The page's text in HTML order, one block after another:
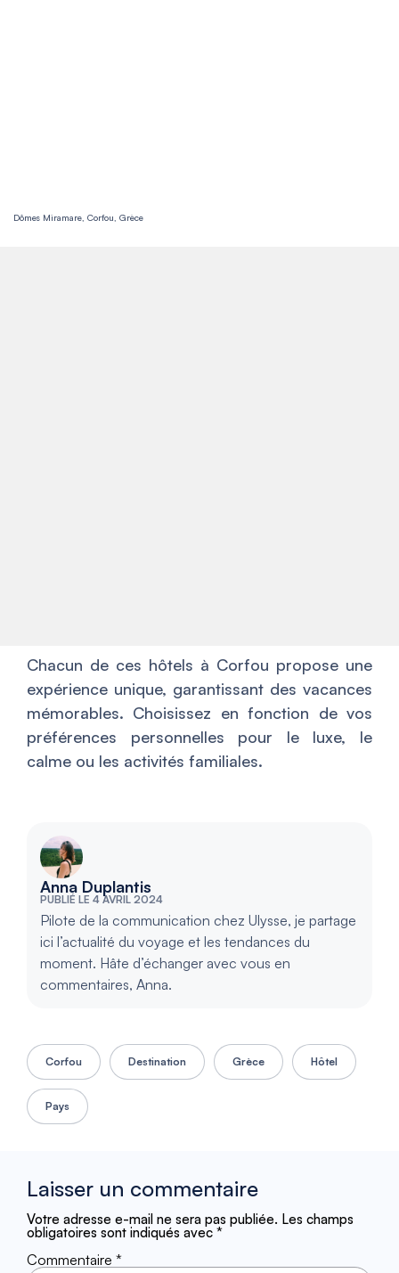
Dômes Miramare, Corfou, Grèce
Chacun de ces hôtels à Corfou propose une
expérience unique, garantissant des vacances
mémorables. Choisissez en fonction de vos
préférences personnelles pour le luxe, le
calme ou les activités familiales.
Anna Duplantis
PUBLIÉ LE 4 AVRIL 2024
Pilote de la communication chez Ulysse, je partage
ici l’actualité du voyage et les tendances du
moment. Hâte d’échanger avec vous en
commentaires, Anna.
Corfou Destination Grèce Hôtel
Pays
Laisser un commentaire
Votre adresse e-mail ne sera pas publiée. Les champs
obligatoires sont indiqués avec *
Commentaire *